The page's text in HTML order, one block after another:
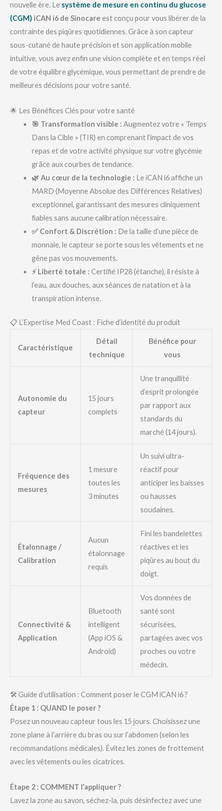
nouvelle ère. Le système de mesure en continu du glucose
(CGM) iCAN i6 de Sinocare est conçu pour vous libérer de la
contrainte des piqûres quotidiennes. Grâce à son capteur
sous-cutané de haute précision et son application mobile
intuitive, vous avez enfin une vision complète et en temps réel
de votre équilibre glycémique, vous permettant de prendre de
meilleures décisions pour votre santé.
🌟 Les Bénéfices Clés pour votre santé
🎯 Transformation visible : Augmentez votre « Temps
Dans la Cible » (TIR) en comprenant l’impact de vos
repas et de votre activité physique sur votre glycémie
grâce aux courbes de tendance.
🌿 Au cœur de la technologie : Le iCAN i6 affiche un
MARD (Moyenne Absolue des Différences Relatives)
exceptionnel, garantissant des mesures cliniquement
fiables sans aucune calibration nécessaire.
✅ Confort & Discrétion : De la taille d’une pièce de
monnaie, le capteur se porte sous les vêtements et ne
gêne pas vos mouvements.
⚡ Liberté totale : Certifié IP28 (étanche), il résiste à
l’eau, aux douches, aux séances de natation et à la
transpiration intense.
📋 L’Expertise Med Coast : Fiche d’identité du produit
Caractéristique
Détail
technique
Bénéfice pour
vous
Autonomie du
capteur
15 jours
complets
Une tranquillité
d’esprit prolongée
par rapport aux
standards du
marché (14 jours).
Fréquence des
mesures
1 mesure
toutes les
3 minutes
Un suivi ultra-
réactif pour
anticiper les baisses
ou hausses
soudaines.
Étalonnage /
Calibration
Aucun
étalonnage
requis
Fini les bandelettes
réactives et les
piqûres au bout du
doigt.
Connectivité &
Application
Bluetooth
intelligent
(App iOS &
Android)
Vos données de
santé sont
sécurisées,
partagées avec vos
proches ou votre
médecin.
🛠 Guide d’utilisation : Comment poser le CGM iCAN i6 ?
Étape 1 : QUAND le poser ?
Posez un nouveau capteur tous les 15 jours. Choisissez une
zone plane à l’arrière du bras ou sur l’abdomen (selon les
recommandations médicales). Évitez les zones de frottement
avec les vêtements ou les cicatrices.
Étape 2 : COMMENT l’appliquer ?
Lavez la zone au savon, séchez-la, puis désinfectez avec une